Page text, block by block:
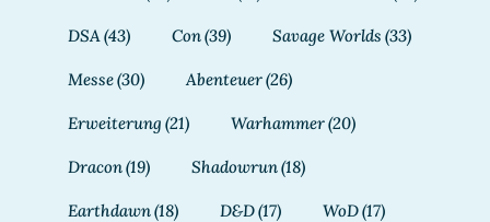
DSA (43) Con(39) Savage Worlds (33)
Messe(30) Abenteuer(26)
Erweiterung (21) Warhammer(20)
Dracon(19) Shadowrun(18)
Earthdawn(18) D&D(17) WoD(17)